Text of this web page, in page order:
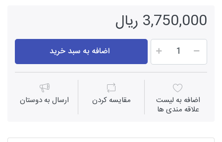
3,750,000 ریال
اضافه به سبد خرید
اضافه به لیست
علاقه مندی ها
مقايسه كردن ارسال به دوستان